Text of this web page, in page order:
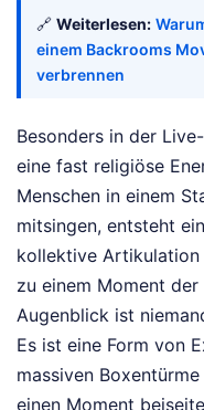
🔗 Weiterlesen:
einem Backrooms
verbrennen
Besonders in der
eine fast religiöse
Menschen in einem
mitsingen, entsteht
kollektive
zu einem Moment
Augenblick ist
Es ist eine Form von
massiven
einen Moment